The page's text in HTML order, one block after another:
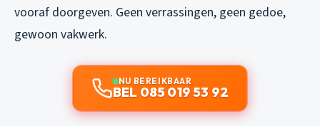
vooraf doorgeven. Geen verrassingen, geen gedoe,
gewoon vakwerk.
NU BEREIKBAAR
BEL 085 019 53 92